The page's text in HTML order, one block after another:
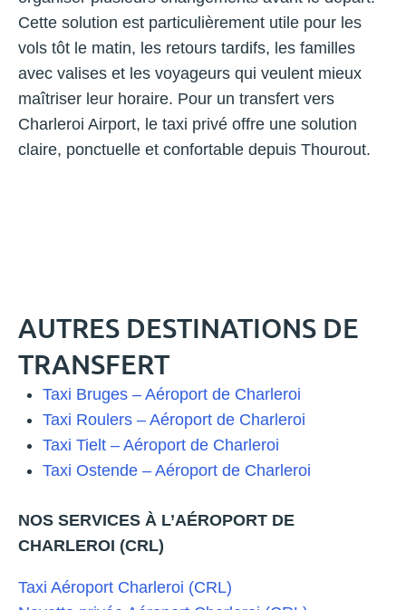
Cette solution est particulièrement utile pour les
vols tôt le matin, les retours tardifs, les familles
avec valises et les voyageurs qui veulent mieux
maîtriser leur horaire. Pour un transfert vers
Charleroi Airport, le taxi privé offre une solution
claire, ponctuelle et confortable depuis Thourout.
AUTRES DESTINATIONS DE
TRANSFERT
Taxi Bruges – Aéroport de Charleroi
Taxi Roulers – Aéroport de Charleroi
Taxi Tielt – Aéroport de Charleroi
Taxi Ostende – Aéroport de Charleroi
NOS SERVICES À L’AÉROPORT DE
CHARLEROI (CRL)
Taxi Aéroport Charleroi (CRL)